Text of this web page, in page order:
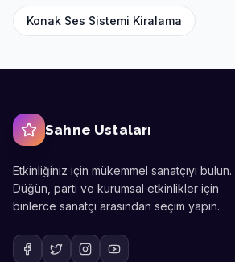
Konak Ses Sistemi Kiralama
Sahne Ustaları
Etkinliğiniz için mükemmel sanatçıyı bulun.
Düğün, parti ve kurumsal etkinlikler için
binlerce sanatçı arasından seçim yapın.